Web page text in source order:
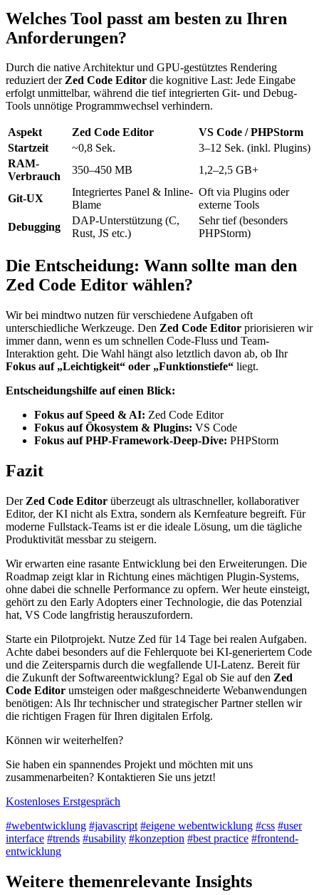
Welches Tool passt am besten zu Ihren
Anforderungen?
Durch die native Architektur und GPU-gestütztes Rendering
reduziert derZed Code Editor die kognitive Last: Jede Eingabe
erfolgt unmittelbar, während die tief integrierten Git- und Debug-
Tools unnötige Programmwechsel verhindern.
Aspekt Zed Code Editor
VS Code / PHPStorm
Startzeit
~0,8 Sek.
3–12 Sek. (inkl. Plugins)
RAM-
Verbrauch
350–450 MB 1,2–2,5 GB+
Git-UX
Integriertes Panel & Inline-
Blame
Oft via Plugins oder
externe Tools
Debugging
DAP-Unterstützung (C,
Rust, JS etc.)
Sehr tief (besonders
PHPStorm)
Die Entscheidung: Wann sollte man den
Zed Code Editor wählen?
Wir bei mindtwo nutzen für verschiedene Aufgaben oft
unterschiedliche Werkzeuge. Den Zed Code Editor priorisieren wir
immer dann, wenn es um schnellen Code-Fluss und Team-
Interaktion geht. Die Wahl hängt also letztlich davon ab, ob Ihr
Fokus auf „Leichtigkeit“ oder „Funktionstiefe“ liegt.
Entscheidungshilfe auf einen Blick:
Fokus auf Speed & AI: Zed Code Editor
Fokus auf Ökosystem & Plugins: VS Code
Fokus auf PHP-Framework-Deep-Dive: PHPStorm
Fazit
Der Zed Code Editor überzeugt als ultraschneller, kollaborativer
Editor, der KI nicht als Extra, sondern als Kernfeature begreift. Für
moderne Fullstack-Teams ist er die ideale Lösung, um die tägliche
Produktivität messbar zu steigern.
Wir erwarten eine rasante Entwicklung bei den Erweiterungen. Die
Roadmap zeigt klar in Richtung eines mächtigen Plugin-Systems,
ohne dabei die schnelle Performance zu opfern. Wer heute einsteigt,
gehört zu den Early Adopters einer Technologie, die das Potenzial
hat, VS Code langfristig herauszufordern.
Starte ein Pilotprojekt. Nutze Zed für 14 Tage bei realen Aufgaben.
Achte dabei besonders auf die Fehlerquote bei KI-generiertem Code
und die Zeitersparnis durch die wegfallende UI-Latenz. Bereit für
die Zukunft der Softwareentwicklung? Egal ob Sie auf den Zed
Code Editor umsteigen oder maßgeschneiderte Webanwendungen
benötigen: Als Ihr technischer und strategischer Partner stellen wir
die richtigen Fragen für Ihren digitalen Erfolg.
Können wir weiterhelfen?
Sie haben ein spannendes Projekt und möchten mit uns
zusammenarbeiten? Kontaktieren Sie uns jetzt!
Kostenloses Erstgespräch
#webentwicklung #javascript #eigene webentwicklung #css #user
interface #trends #usability #konzeption #best practice #frontend-
entwicklung
Weitere themenrelevante Insights